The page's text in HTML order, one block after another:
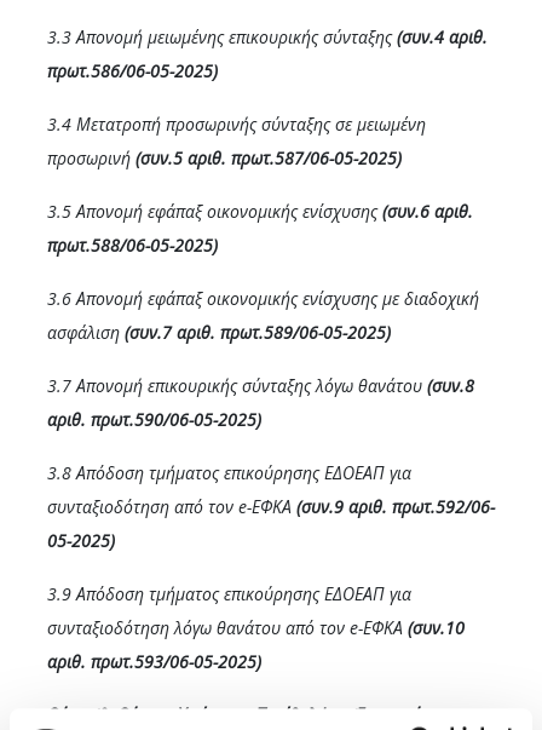
3.3 Απονομή μειωμένης επικουρικής σύνταξης(συν.4 αριθ.
πρωτ.586/06-05-2025)
3.4 Μετατροπή προσωρινής σύνταξης σε μειωμένη
προσωρινή (συν.5 αριθ. πρωτ.587/06-05-2025)
3.5 Απονομή εφάπαξ οικονομικής ενίσχυσης(συν.6 αριθ.
πρωτ.588/06-05-2025)
3.6 Απονομή εφάπαξ οικονομικής ενίσχυσης με διαδοχική
ασφάλιση (συν.7 αριθ. πρωτ.589/06-05-2025)
3.7 Απονομή επικουρικής σύνταξης λόγω θανάτου (συν.8
αριθ. πρωτ.590/06-05-2025)
3.8 Απόδοση τμήματος επικούρησης ΕΔΟΕΑΠ για
συνταξιοδότηση από τον e-ΕΦΚΑ (συν.9 αριθ. πρωτ.592/06-
05-2025)
3.9 Απόδοση τμήματος επικούρησης ΕΔΟΕΑΠ για
συνταξιοδότηση λόγω θανάτου από τον e-ΕΦΚΑ (συν.10
αριθ. πρωτ.593/06-05-2025)
Θέμα 4ο Θέματα Υγείας και Περίθαλψης (Εισηγητές: